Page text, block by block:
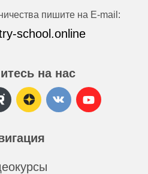
пишите на E-mail:
school.online
на нас